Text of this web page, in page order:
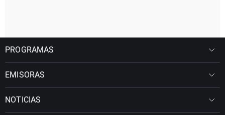
PROGRAMAS
EMISORAS
NOTICIAS